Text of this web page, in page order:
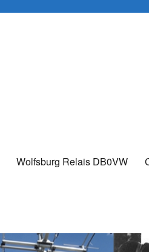
Wolfsburg Relais DB0VW